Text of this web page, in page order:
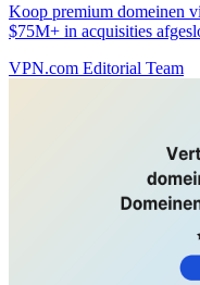
Koop premium domeinen
$75M+ in acquisities
VPN.com Editorial Team